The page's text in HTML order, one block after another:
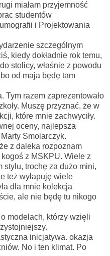
miałam przyjemność
studentów
i Projektowania
szczególnym
kiedy dokładnie rok temu,
stolicy, właśnie z powodu
od maja będę tam
Tym razem zaprezentowało
Muszę przyznać, że w
które mnie zachwyciły.
oceny, najlepsza
Smolarczyk.
z daleka rozpoznam
z MSKPU. Wiele z
stylu, trochę za dużo mini,
też wyłapuję wiele
dla mnie kolekcja
ale nie będę tu nikogo
modelach, którzy wzięli
inicjatywa. okazja
No i ten klimat. Po